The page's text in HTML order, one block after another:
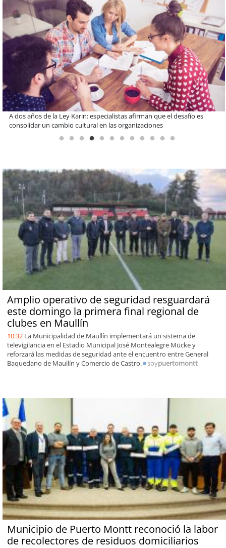
¿Qué buscan hoy las familias en la tecnología para el hogar?
Amplio operativo de seguridad resguardará
este domingo la primera final regional de
clubes en Maullín
10:32 La Municipalidad de Maullín implementará un sistema de
televigilancia en el Estadio Municipal José Montealegre Mücke y
reforzará las medidas de seguridad ante el encuentro entre General
Baquedano de Maullín y Comercio de Castro.
soypuertomontt
Municipio de Puerto Montt reconoció la labor
de recolectores de residuos domiciliarios